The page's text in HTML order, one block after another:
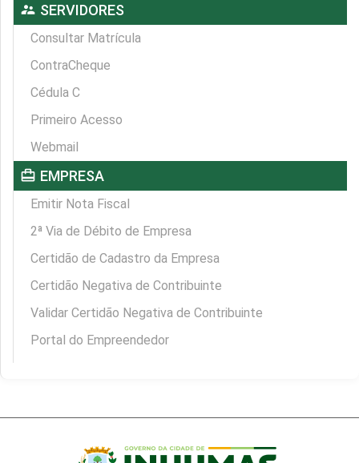
supervisor_account SERVIDORES
Consultar Matrícula
ContraCheque
Cédula C
Primeiro Acesso
Webmail
card_travel EMPRESA
Emitir Nota Fiscal
2ª Via de Débito de Empresa
Certidão de Cadastro da Empresa
Certidão Negativa de Contribuinte
Validar Certidão Negativa de Contribuinte
Portal do Empreendedor